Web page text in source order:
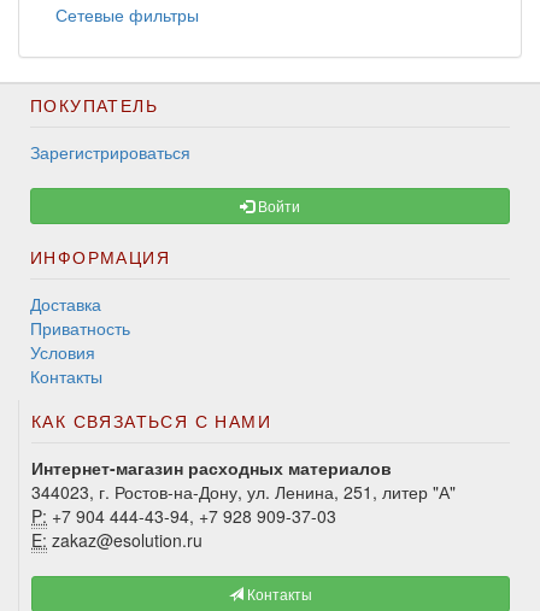
Сетевые фильтры
ПОКУПАТЕЛЬ
Зарегистрироваться
Войти
ИНФОРМАЦИЯ
Доставка
Приватность
Условия
Контакты
КАК СВЯЗАТЬСЯ С НАМИ
Интернет-магазин расходных материалов
344023, г. Ростов-на-Дону, ул. Ленина, 251, литер "А"
P: +7 904 444-43-94, +7 928 909-37-03
E: zakaz@esolution.ru
Контакты